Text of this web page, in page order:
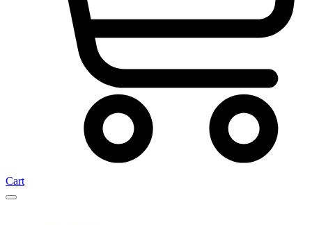
Cart